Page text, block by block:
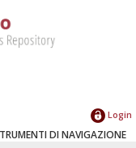
Login
DI NAVIGAZIONE